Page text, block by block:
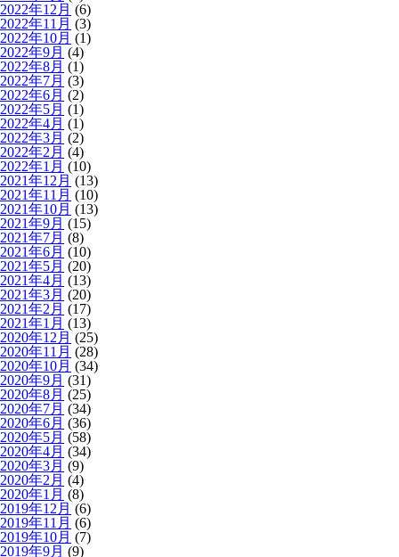
2022年12月 (6)
2022年11月 (3)
2022年10月 (1)
2022年9月 (4)
2022年8月 (1)
2022年7月 (3)
2022年6月 (2)
2022年5月 (1)
2022年4月 (1)
2022年3月 (2)
2022年2月 (4)
2022年1月 (10)
2021年12月 (13)
2021年11月 (10)
2021年10月 (13)
2021年9月 (15)
2021年7月 (8)
2021年6月 (10)
2021年5月 (20)
2021年4月 (13)
2021年3月 (20)
2021年2月 (17)
2021年1月 (13)
2020年12月 (25)
2020年11月 (28)
2020年10月 (34)
2020年9月 (31)
2020年8月 (25)
2020年7月 (34)
2020年6月 (36)
2020年5月 (58)
2020年4月 (34)
2020年3月 (9)
2020年2月 (4)
2020年1月 (8)
2019年12月 (6)
2019年11月 (6)
2019年10月 (7)
2019年9月 (9)